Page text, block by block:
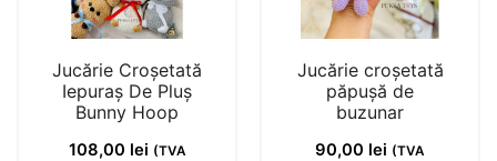
Jucărie Croșetată
Iepuraș De Pluș
Bunny Hoop
108,00 lei (TVA
Jucărie croșetată
păpușă de
buzunar
90,00 lei (TVA